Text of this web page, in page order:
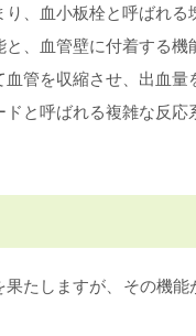
、血小板栓と呼ばれる
、血管壁に付着する機
管を収縮させ、出血量
と呼ばれる複雑な反応
たしますが、その機